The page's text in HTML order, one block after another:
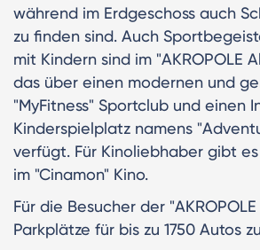
während im Erdgeschoss auch
zu finden sind. Auch
mit Kindern sind im "AKROPOLE
das über einen modernen und
"MyFitness" Sportclub und einen
Kinderspielplatz namens
verfügt. Für Kinoliebhaber gibt
im "Cinamon" Kino.
Für die Besucher der
Parkplätze für bis zu 1750 Autos